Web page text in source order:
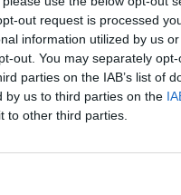
out request is processed
information utilized by us
out. You may separately
parties on the IAB’s list of
by us to third parties on the
to other third parties.
capacità di
soprattutto
sacrifici, ma
aperti tutta
i turisti. «La
consente di